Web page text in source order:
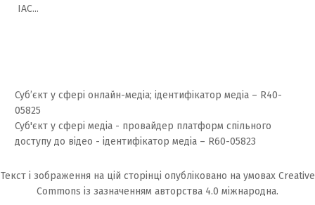
IAC...
Суб’єкт у сфері онлайн-медіа; ідентифікатор медіа – R40-
05825
Суб'єкт у сфері медіа - провайдер платформ спільного
доступу до відео - ідентифікатор медіа – R60-05823
Текст і зображення на цій сторінці опубліковано на умовах Creative
Commons із зазначенням авторства 4.0 міжнародна.